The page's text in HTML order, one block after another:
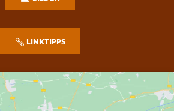
LINKTIPPS